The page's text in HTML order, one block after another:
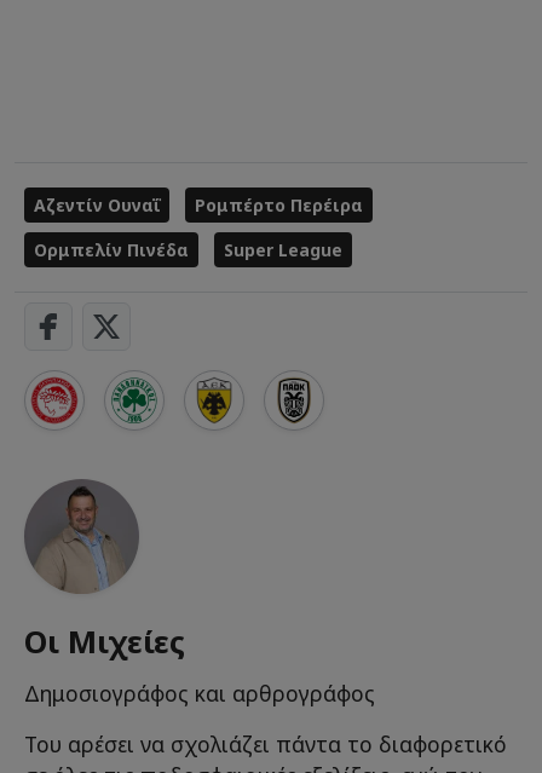
Αζεντίν Ουναΐ
Ρομπέρτο Περέιρα
Ορμπελίν Πινέδα
Super League
Οι Μιχείες
Δημοσιογράφος και αρθρογράφος
Του αρέσει να σχολιάζει πάντα το διαφορετικό